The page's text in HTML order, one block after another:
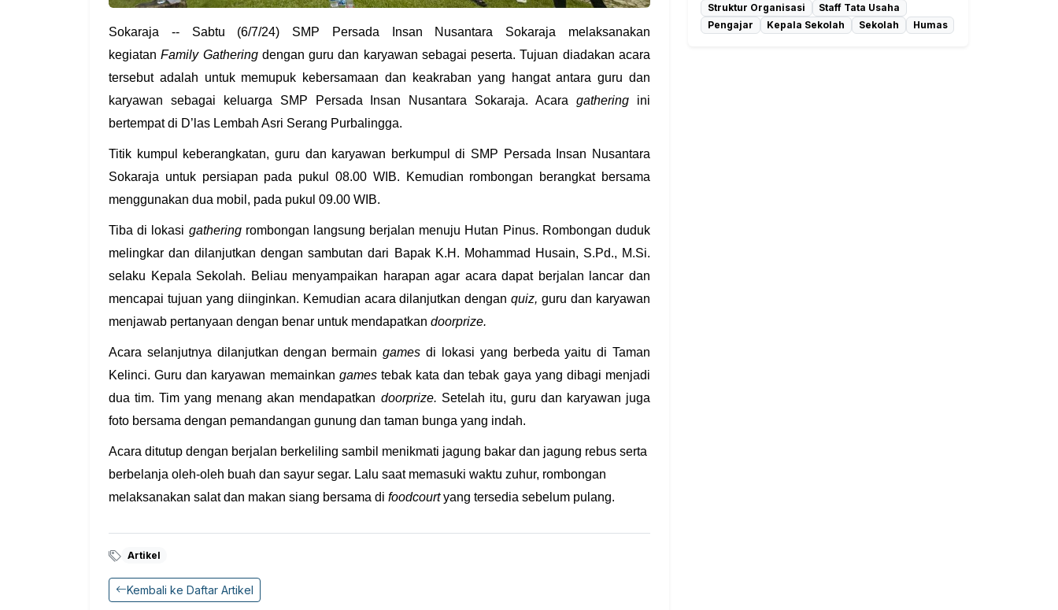
Sokaraja -- Sabtu (6/7/24) SMP Persada Insan Nusantara Sokaraja melaksanakan
kegiatan Family Gathering dengan guru dan karyawan sebagai peserta. Tujuan diadakan acara
tersebut adalah untuk memupuk kebersamaan dan keakraban yang hangat antara guru dan
karyawan sebagai keluarga SMP Persada Insan Nusantara Sokaraja. Acaragathering ini
bertempat di D’las Lembah Asri Serang Purbalingga.
Titik kumpul keberangkatan, guru dan karyawan berkumpul di SMP Persada Insan Nusantara
Sokaraja untuk persiapan pada pukul 08.00 WIB. Kemudian rombongan berangkat bersama
menggunakan dua mobil, pada pukul 09.00 WIB.
Tiba di lokasi gatheringrombongan langsung berjalan menuju Hutan Pinus. Rombongan duduk
melingkar dan dilanjutkan dengan sambutan dari Bapak K.H. Mohammad Husain, S.Pd., M.Si.
selaku Kepala Sekolah. Beliau menyampaikan harapan agar acara dapat berjalan lancar dan
mencapai tujuan yang diinginkan. Kemudian acara dilanjutkan denganquiz,guru dan karyawan
menjawab pertanyaan dengan benar untuk mendapatkan doorprize.
Acara selanjutnya dilanjutkan dengan bermaingames di lokasi yang berbeda yaitu di Taman
Kelinci. Guru dan karyawan memainkan games tebak kata dan tebak gaya yang dibagi menjadi
dua tim. Tim yang menang akan mendapatkan doorprize. Setelah itu, guru dan karyawan juga
foto bersama dengan pemandangan gunung dan taman bunga yang indah.
Acara ditutup dengan berjalan berkeliling sambil menikmati jagung bakar dan jagung rebus serta
berbelanja oleh-oleh buah dan sayur segar. Lalu saat memasuki waktu zuhur, rombongan
melaksanakan salat dan makan siang bersama di foodcourtyang tersedia sebelum pulang.
Artikel
Kembali ke Daftar Artikel
Struktur Organisasi
Staff Tata Usaha
Pengajar
Kepala Sekolah Sekolah Humas